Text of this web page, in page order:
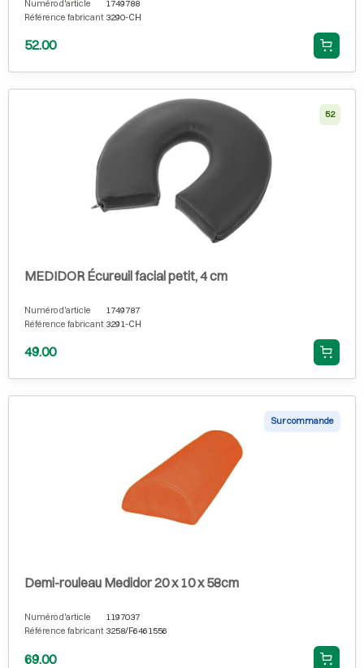
Numéro d'article
1749788
Référence fabricant 3290-CH
52.00
52
MEDIDOR Écureuil facial petit, 4 cm
Numéro d'article
1749787
Référence fabricant 3291-CH
49.00
Sur commande
Demi-rouleau Medidor 20 x 10 x 58cm
Numéro d'article
1197037
Référence fabricant 3258/F6461556
69.00